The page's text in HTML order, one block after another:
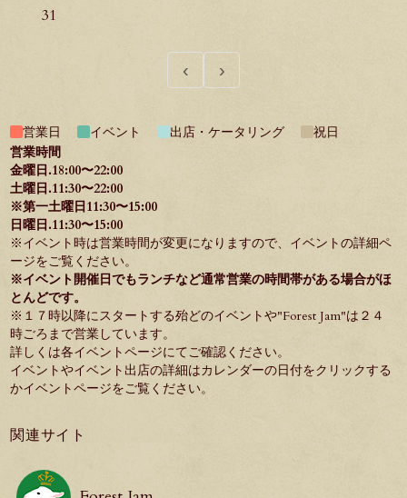
31
‹ ›
営業日 イベント 出店・ケータリング
祝日
営業時間
金曜日.18:00〜22:00
土曜日.11:30〜22:00
※第一土曜日11:30〜15:00
日曜日.11:30〜15:00
※イベント時は営業時間が変更になりますので、イベントの詳細ペ
ージをご覧ください。
※イベント開催日でもランチなど通常営業の時間帯がある場合がほ
とんどです。
※１７時以降にスタートする殆どのイベントや"Forest Jam"は２４
時ごろまで営業しています。
詳しくは各イベントページにてご確認ください。
イベントやイベント出店の詳細はカレンダーの日付をクリックする
かイベントページをご覧ください。
関連サイト